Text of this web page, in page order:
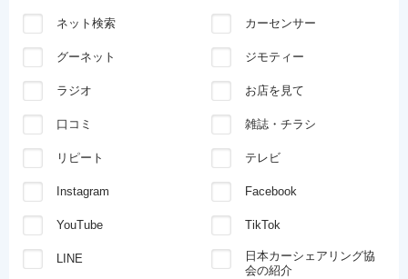
ネット検索 カーセンサー
グーネット ジモティー
ラジオ お店を見て
口コミ 雑誌・チラシ
リピート テレビ
Instagram Facebook
YouTube TikTok
LINE
日本カーシェアリング協
会の紹介